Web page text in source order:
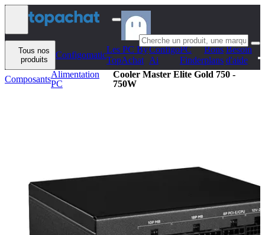
Aller au contenu
Tous nos
produits
Configomatic
Les PC By
TopAchat
Configo
Ai
PC
Finder
Bons
plans
Besoin
d'aide
ComposantsAlimentation
PC
Cooler Master Elite Gold 750 -
750W